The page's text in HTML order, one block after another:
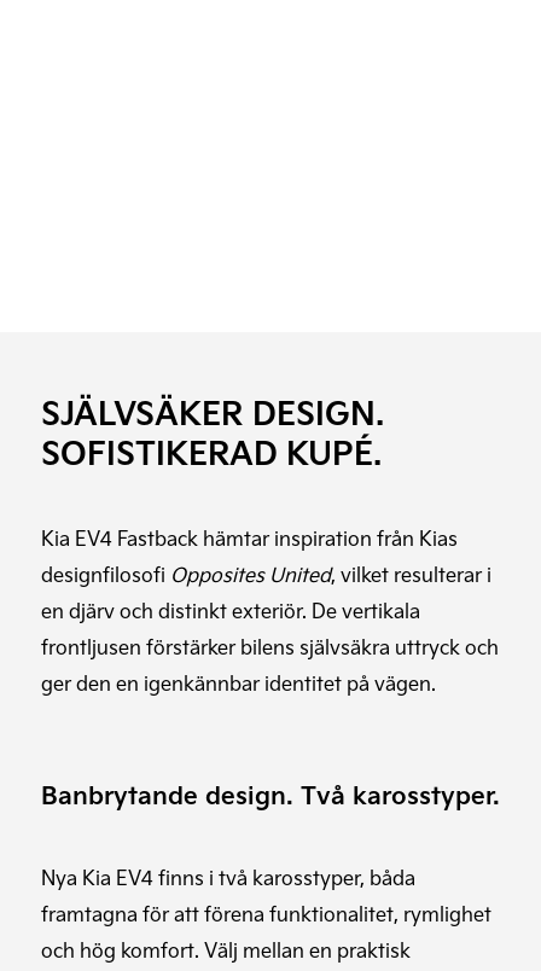
SJÄLVSÄKER DESIGN.
SOFISTIKERAD KUPÉ.
Kia EV4 Fastback hämtar inspiration från Kias
designfilosofi Opposites United, vilket resulterar i
en djärv och distinkt exteriör. De vertikala
frontljusen förstärker bilens självsäkra uttryck och
ger den en igenkännbar identitet på vägen.
Banbrytande design. Två karosstyper.
Nya Kia EV4 finns i två karosstyper, båda
framtagna för att förena funktionalitet, rymlighet
och hög komfort. Välj mellan en praktisk